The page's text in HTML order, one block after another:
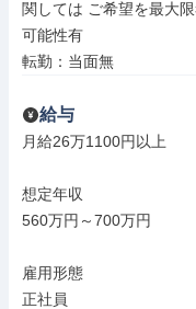
関しては ご希望を最大
可能性有
転勤：当面無
給与
月給26万1100円以上
想定年収
560万円～700万円
雇用形態
正社員